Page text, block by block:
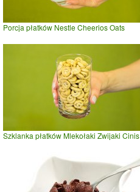
Porcja płatków Nestle Cheerios Oats
Szklanka płatków Mlekołaki Zwijaki Cinis